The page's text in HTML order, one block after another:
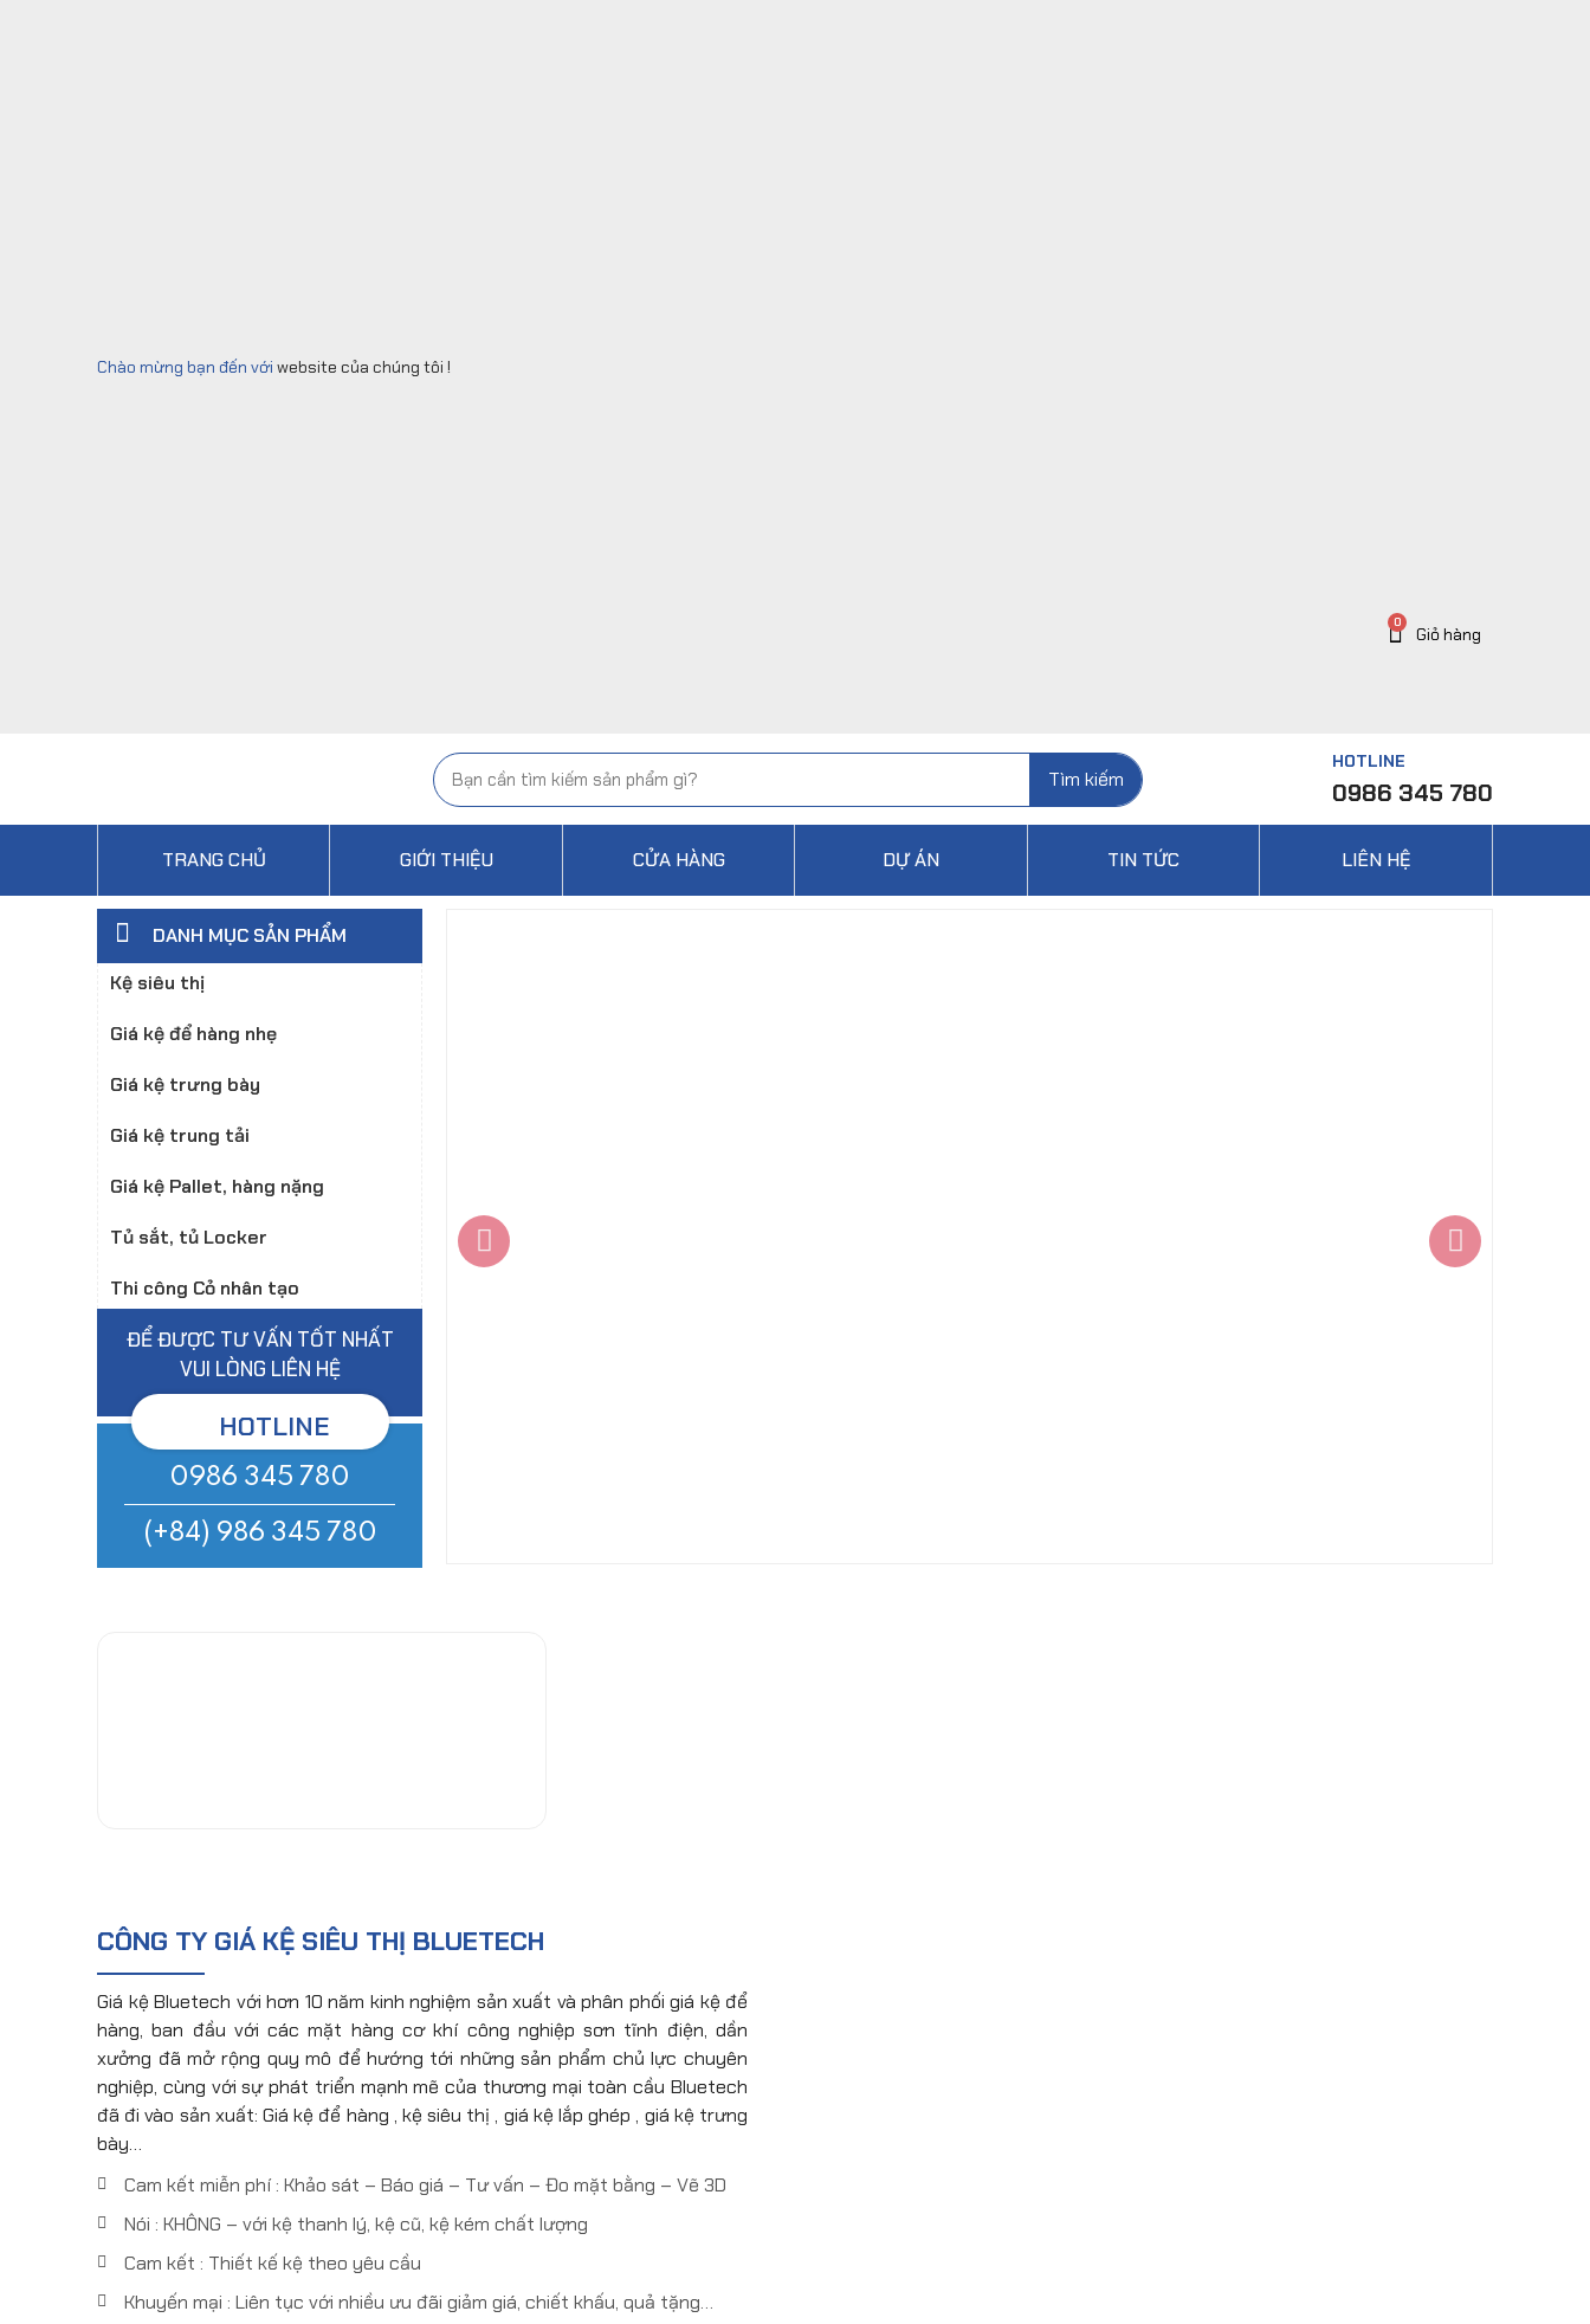
Chào mừng bạn đến với website của chúng tôi !
Tìm kiếm
HOTLINE
0986 345 780
TRANG CHỦ GIỚI THIỆU CỬA HÀNG DỰ ÁN TIN TỨC LIÊN HỆ
DANH MỤC SẢN PHẨM
Kệ siêu thị
Giá kệ để hàng nhẹ
Giá kệ trưng bày
Giá kệ trung tải
Giá kệ Pallet, hàng nặng
Tủ sắt, tủ Locker
Thi công Cỏ nhân tạo
ĐỂ ĐƯỢC TƯ VẤN TỐT NHẤT
VUI LÒNG LIÊN HỆ
HOTLINE
0986 345 780
(+84) 986 345 780
CÔNG TY GIÁ KỆ SIÊU THỊ BLUETECH
Giá kệ Bluetech với hơn 10 năm kinh nghiệm sản xuất và phân phối giá kệ để
hàng, ban đầu với các mặt hàng cơ khí công nghiệp sơn tĩnh điện, dần
xưởng đã mở rộng quy mô để hướng tới những sản phẩm chủ lực chuyên
nghiệp, cùng với sự phát triển mạnh mẽ của thương mại toàn cầu Bluetech
đã đi vào sản xuất: Giá kệ để hàng , kệ siêu thị , giá kệ lắp ghép , giá kệ trưng
bày…
Cam kết miễn phí : Khảo sát – Báo giá – Tư vấn – Đo mặt bằng – Vẽ 3D
Nói : KHÔNG – với kệ thanh lý, kệ cũ, kệ kém chất lượng
Cam kết : Thiết kế kệ theo yêu cầu
Khuyến mại : Liên tục với nhiều ưu đãi giảm giá, chiết khấu, quả tặng…